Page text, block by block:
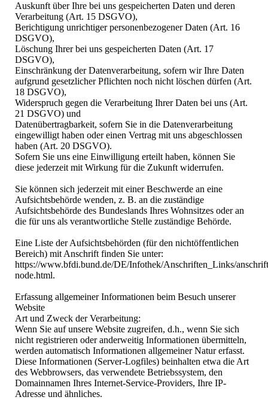
Auskunft über Ihre bei uns gespeicherten Daten und deren
Verarbeitung (Art. 15 DSGVO),
Berichtigung unrichtiger personenbezogener Daten (Art. 16
DSGVO),
Löschung Ihrer bei uns gespeicherten Daten (Art. 17
DSGVO),
Einschränkung der Datenverarbeitung, sofern wir Ihre Daten
aufgrund gesetzlicher Pflichten noch nicht löschen dürfen (Art.
18 DSGVO),
Widerspruch gegen die Verarbeitung Ihrer Daten bei uns (Art.
21 DSGVO) und
Datenübertragbarkeit, sofern Sie in die Datenverarbeitung
eingewilligt haben oder einen Vertrag mit uns abgeschlossen
haben (Art. 20 DSGVO).
Sofern Sie uns eine Einwilligung erteilt haben, können Sie
diese jederzeit mit Wirkung für die Zukunft widerrufen.
Sie können sich jederzeit mit einer Beschwerde an eine
Aufsichtsbehörde wenden, z. B. an die zuständige
Aufsichtsbehörde des Bundeslands Ihres Wohnsitzes oder an
die für uns als verantwortliche Stelle zuständige Behörde.
Eine Liste der Aufsichtsbehörden (für den nichtöffentlichen
Bereich) mit Anschrift finden Sie unter:
https://www.bfdi.bund.de/DE/Infothek/Anschriften_Links/
node.html.
Erfassung allgemeiner Informationen beim Besuch unserer
Website
Art und Zweck der Verarbeitung:
Wenn Sie auf unsere Website zugreifen, d.h., wenn Sie sich
nicht registrieren oder anderweitig Informationen übermitteln,
werden automatisch Informationen allgemeiner Natur erfasst.
Diese Informationen (Server-Logfiles) beinhalten etwa die Art
des Webbrowsers, das verwendete Betriebssystem, den
Domainnamen Ihres Internet-Service-Providers, Ihre IP-
Adresse und ähnliches.